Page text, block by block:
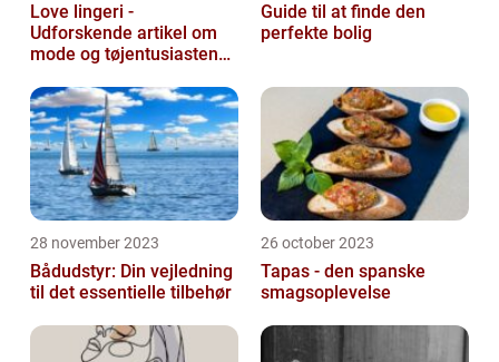
Love lingeri -
Udforskende artikel om
mode og tøjentusiastens
Guide til at finde den
perfekte bolig
28 november 2023
Bådudstyr: Din vejledning
til det essentielle tilbehør
26 october 2023
Tapas - den spanske
smagsoplevelse